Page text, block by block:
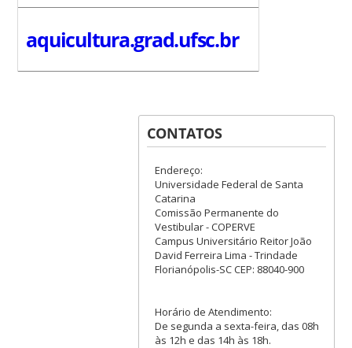
aquicultura.grad.ufsc.br
CONTATOS
Endereço:
Universidade Federal de Santa
Catarina
Comissão Permanente do
Vestibular - COPERVE
Campus Universitário Reitor João
David Ferreira Lima - Trindade
Florianópolis-SC CEP: 88040-900
Horário de Atendimento:
De segunda a sexta-feira, das 08h
às 12h e das 14h às 18h.